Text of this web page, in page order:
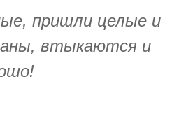
пришли целые и
втыкаются и